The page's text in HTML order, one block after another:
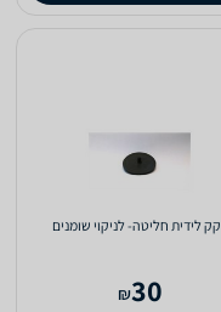
לידית חליטה- לניקוי שומנים
30
₪